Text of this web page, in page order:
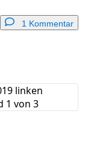
1 Kommentar